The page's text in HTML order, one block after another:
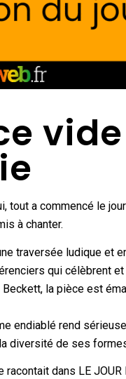
tout a commencé le
à chanter.
traversée ludique et
qui célèbrent
Beckett, la pièce est
endiablé rend
la diversité de ses
racontait dans LE